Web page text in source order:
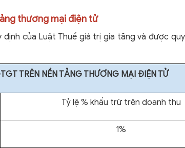
thương mại điện tử
của Luật Thuế giá trị gia tăng và được
TRÊN NỀN TẢNG THƯƠNG MẠI ĐIỆN TỬ
Tỷ lệ % khấu trừ trên doanh thu
1%